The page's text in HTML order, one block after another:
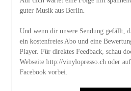
guter Musik aus Berlin.
Und wenn dir unsere Sendung gefällt,
ein kostenfreies Abo und eine
Player. Für direktes Feedback, schau
Webseite http://vinylopresso.ch oder
Facebook vorbei.